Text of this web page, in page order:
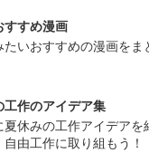
すすめ漫画
たいおすすめの漫画をま
工作のアイデア集
夏休みの工作アイデアを
由工作に取り組もう！